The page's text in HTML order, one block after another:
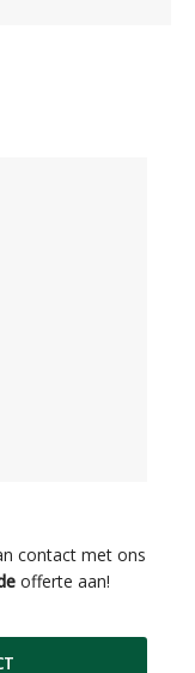
contact met ons
offerte aan!